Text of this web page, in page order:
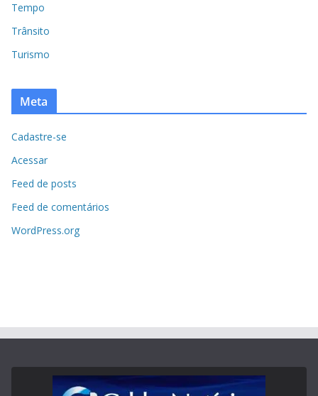
Tempo
Trânsito
Turismo
Meta
Cadastre-se
Acessar
Feed de posts
Feed de comentários
WordPress.org